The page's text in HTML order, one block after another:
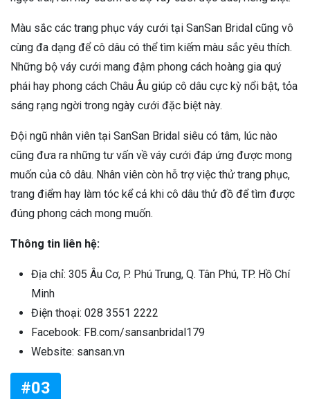
Màu sắc các trang phục váy cưới tại SanSan Bridal cũng vô
cùng đa dạng để cô dâu có thể tìm kiếm màu sắc yêu thích.
Những bộ váy cưới mang đậm phong cách hoàng gia quý
phái hay phong cách Châu Âu giúp cô dâu cực kỳ nổi bật, tỏa
sáng rạng ngời trong ngày cưới đặc biệt này.
Đội ngũ nhân viên tại SanSan Bridal siêu có tâm, lúc nào
cũng đưa ra những tư vấn về váy cưới đáp ứng được mong
muốn của cô dâu. Nhân viên còn hỗ trợ việc thử trang phục,
trang điểm hay làm tóc kể cả khi cô dâu thử đồ để tìm được
đúng phong cách mong muốn.
Thông tin liên hệ:
Địa chỉ: 305 Âu Cơ, P. Phú Trung, Q. Tân Phú, TP. Hồ Chí
Minh
Điện thoại: 028 3551 2222
Facebook: FB.com/sansanbridal179
Website: sansan.vn
#03